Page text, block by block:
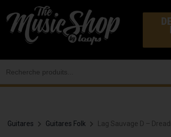
au
contenu
Guitares Guitares Folk Lag Sauvage D –